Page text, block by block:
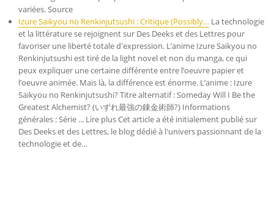
variées. Source
Izure Saikyou no Renkinjutsushi : Critique (Possibly… La technologie
et la littérature se rejoignent sur Des Deeks et des Lettres pour
favoriser une liberté totale d'expression. L’anime Izure Saikyou no
Renkinjutsushi est tiré de la light novel et non du manga, ce qui
peux expliquer une certaine différente entre l’oeuvre papier et
l’oeuvre animée. Mais là, la différence est énorme. L’anime : Izure
Saikyou no Renkinjutsushi? Titre alternatif : Someday Will I Be the
Greatest Alchemist? (いずれ最強の錬金術師?) Informations
générales : Série ... Lire plus Cet article a été initialement publié sur
Des Deeks et des Lettres, le blog dédié à l'univers passionnant de la
technologie et de…